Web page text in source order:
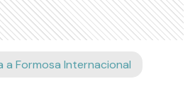
a Formosa Internacional